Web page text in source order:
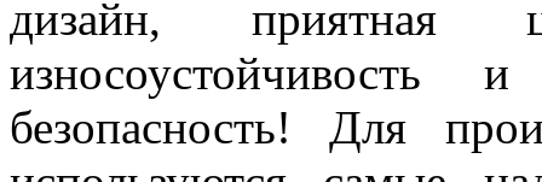
дизайн, приятная
износоустойчивость
безопасность! Для